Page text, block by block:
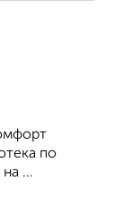
по
...